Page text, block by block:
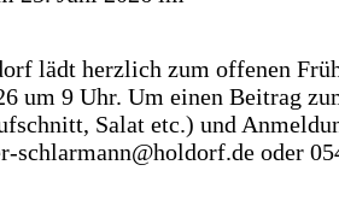
lädt herzlich zum offenen
um 9 Uhr. Um einen Beitrag
Salat etc.) und
schlarmann@holdorf.de oder